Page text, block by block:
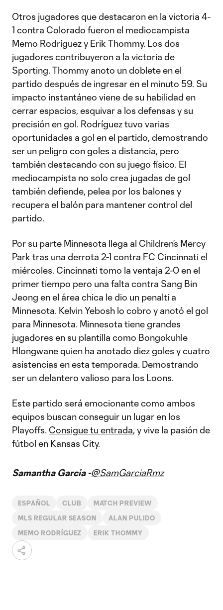
Otros jugadores que destacaron en la victoria 4-
1 contra Colorado fueron el mediocampista
Memo Rodríguez y Erik Thommy. Los dos
jugadores contribuyeron a la victoria de
Sporting. Thommy anoto un doblete en el
partido después de ingresar en el minuto 59. Su
impacto instantáneo viene de su habilidad en
cerrar espacios, esquivar a los defensas y su
precisión en gol. Rodríguez tuvo varias
oportunidades a gol en el partido, demostrando
ser un peligro con goles a distancia, pero
también destacando con su juego físico. El
mediocampista no solo crea jugadas de gol
también defiende, pelea por los balones y
recupera el balón para mantener control del
partido.
Por su parte Minnesota llega al Children’s Mercy
Park tras una derrota 2-1 contra FC Cincinnati el
miércoles. Cincinnati tomo la ventaja 2-0 en el
primer tiempo pero una falta contra Sang Bin
Jeong en el área chica le dio un penalti a
Minnesota. Kelvin Yebosh lo cobro y anotó el gol
para Minnesota. Minnesota tiene grandes
jugadores en su plantilla como Bongokuhle
Hlongwane quien ha anotado diez goles y cuatro
asistencias en esta temporada. Demostrando
ser un delantero valioso para los Loons.
Este partido será emocionante como ambos
equipos buscan conseguir un lugar en los
Playoffs. Consigue tu entrada, y vive la pasión de
fútbol en Kansas City.
Samantha Garcia -@SamGarciaRmz
ESPAÑOL CLUB MATCH PREVIEW
MLS REGULAR SEASON ALAN PULIDO
MEMO RODRÍGUEZ ERIK THOMMY